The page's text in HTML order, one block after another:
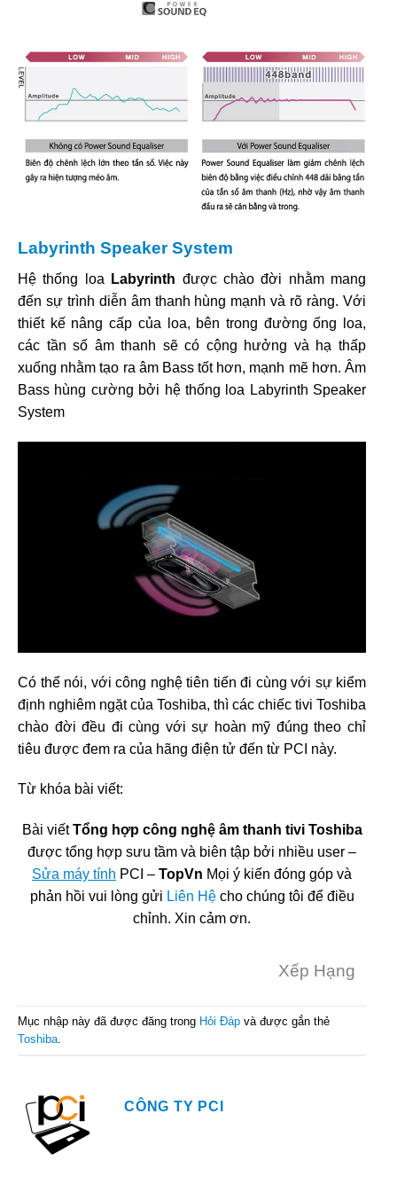
Labyrinth Speaker System
Hệ thống loa Labyrinth được chào đời nhằm mang
đến sự trình diễn âm thanh hùng mạnh và rõ ràng. Với
thiết kế nâng cấp của loa, bên trong đường ống loa,
các tần số âm thanh sẽ có cộng hưởng và hạ thấp
xuống nhằm tạo ra âm Bass tốt hơn, mạnh mẽ hơn. Âm
Bass hùng cường bởi hệ thống loa Labyrinth Speaker
System
Có thể nói, với công nghệ tiên tiến đi cùng với sự kiểm
định nghiêm ngặt của Toshiba, thì các chiếc tivi Toshiba
chào đời đều đi cùng với sự hoàn mỹ đúng theo chỉ
tiêu được đem ra của hãng điện tử đến từ PCI này.
Từ khóa bài viết:
Bài viếtTổng hợp công nghệ âm thanh tivi Toshiba
được tổng hợp sưu tầm và biên tập bởi nhiều user –
Sửa máy tính PCI – TopVn Mọi ý kiến đóng góp và
phản hồi vui lòng gửi Liên Hệcho chúng tôi để điều
chỉnh. Xin cảm ơn.
Xếp Hạng
Mục nhập này đã được đăng trong Hỏi Đáp và được gắn thẻ
Toshiba
CÔNG TY PCI